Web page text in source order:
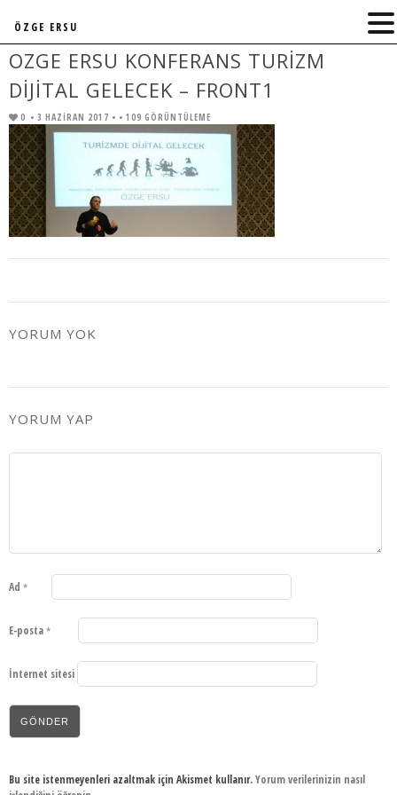
OZGE ERSU KONFERANS TURIZM
DIJITAL GELECEK – FRONT1
0 • 3 HAZIRAN 2017 • • 109 GÖRÜNTÜLEME
YORUM YOK
YORUM YAP
Ad *
E-posta *
İnternet sitesi
Bu site istenmeyenleri azaltmak için Akismet kullanır.Yorum verilerinizin nasıl
ÖZGE ERSU